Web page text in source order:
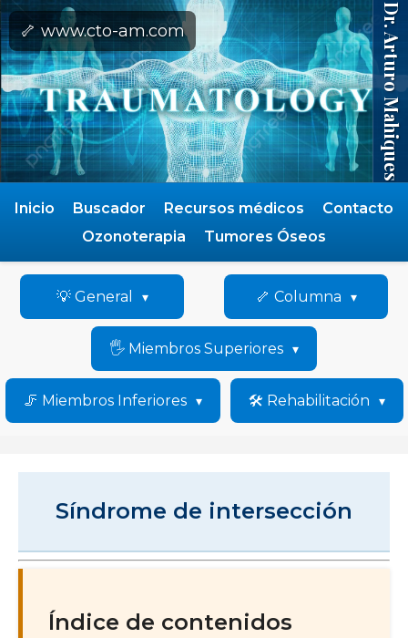
🦴 www.cto-am.com Dr. Arturo Mahiques
Inicio Buscador Recursos médicos
Contacto
Ozonoterapia
Tumores Óseos
💡 General 🦴 Columna
🖐️ Miembros Superiores
🦵 Miembros Inferiores 🛠️ Rehabilitación
Síndrome de intersección
Índice de contenidos